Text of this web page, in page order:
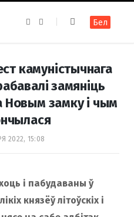
e
o
k
t
r
a
m
Бел
камуністычнага
замяніць
Новым замку і чым
2022, 15:08
і пабудаваны ў
князёў літоўскіх і